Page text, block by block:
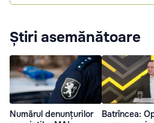
Știri asemănătoare
Numărul denunțurilor
Batrîncea: